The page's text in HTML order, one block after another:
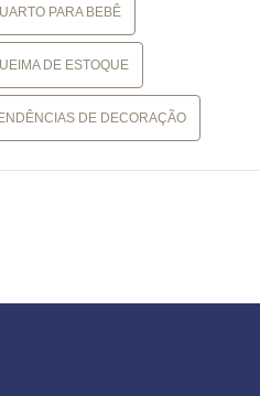
PARA BEBÊ
DE ESTOQUE
DE DECORAÇÃO